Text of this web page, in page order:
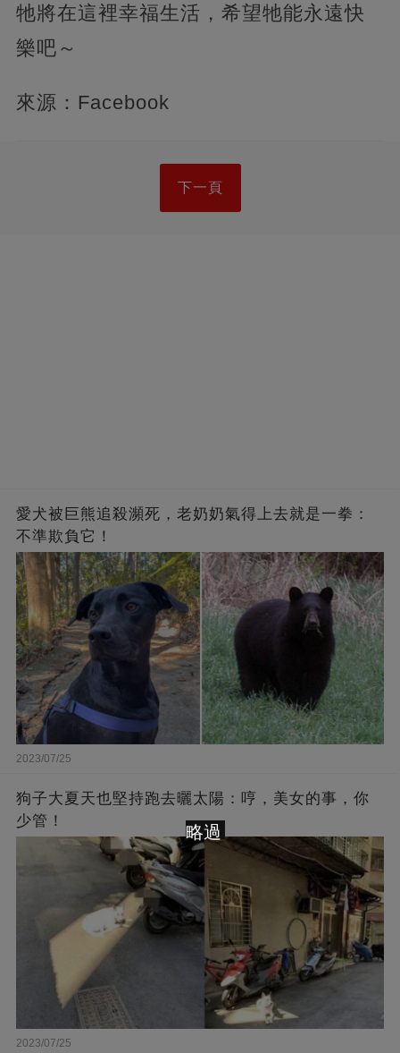
牠將在這裡幸福生活，希望牠能永遠快
樂吧～
來源：Facebook
下一頁
愛犬被巨熊追殺瀕死，老奶奶氣得上去就是一拳：
不準欺負它！
2023/07/25
狗子大夏天也堅持跑去曬太陽：哼，美女的事，你
少管！
2023/07/25
略過